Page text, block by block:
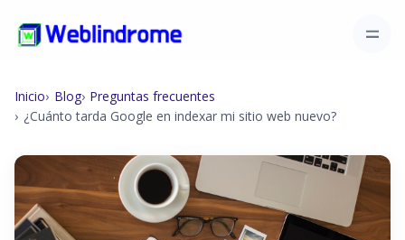
Inicio Blog Preguntas frecuentes
¿Cuánto tarda Google en indexar mi sitio web nuevo?